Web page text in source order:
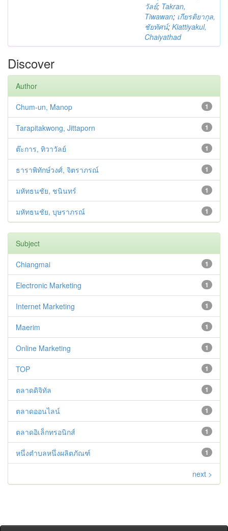
วัลย์; Takran,
Tiwawan; เกียรติยากุล,
ชัยทัศน์; Kiattiyakul,
Chaiyathad
Discover
Author
1
Chum-un, Manop
1
Tarapitakwong, Jittaporn
1
ต๊ะการ, ทิวาวัลย์
1
ธาราพิทักษ์วงศ์, จิตราภรณ์
1
มหัทธนชัย, ชนินทร์
1
มหัทธนชัย, บุษราภรณ์
Subject
1
Chiangmai
1
Electronic Marketing
1
Internet Marketing
1
Maerim
1
Online Marketing
1
TOP
1
ตลาดดิจิทัล
1
ตลาดออนไลน์
1
ตลาดอิเล็กทรอนิกส์
1
หนึ่งตำบลหนึ่งผลิตภัณฑ์
next >